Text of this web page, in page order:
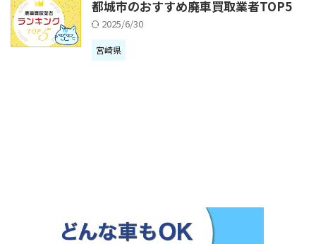
都城市のおすすめ廃車買取業者TOP5
2025/6/30
宮崎県